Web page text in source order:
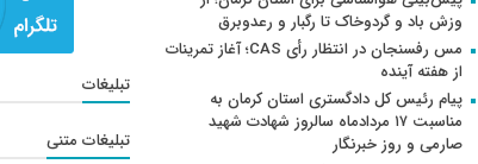
وزش باد و گردوخاک تا رگبار و رعدوبرق
مس رفسنجان در انتظار رأی CAS؛ آغاز تمرینات
از هفته آینده
پیام رئیس کل دادگستری استان کرمان به
مناسبت ۱۷ مردادماه سالروز شهادت شهید
صارمی و روز خبرنگار
تبلیغات
تبلیغات متنی